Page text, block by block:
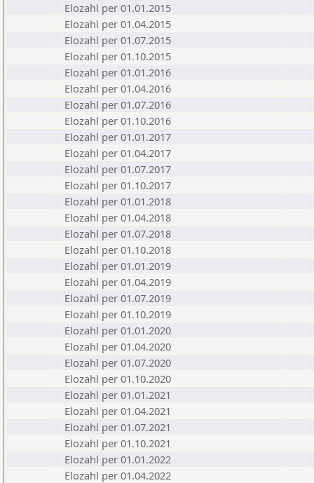
Elozahl per 01.01.2015
Elozahl per 01.04.2015
Elozahl per 01.07.2015
Elozahl per 01.10.2015
Elozahl per 01.01.2016
Elozahl per 01.04.2016
Elozahl per 01.07.2016
Elozahl per 01.10.2016
Elozahl per 01.01.2017
Elozahl per 01.04.2017
Elozahl per 01.07.2017
Elozahl per 01.10.2017
Elozahl per 01.01.2018
Elozahl per 01.04.2018
Elozahl per 01.07.2018
Elozahl per 01.10.2018
Elozahl per 01.01.2019
Elozahl per 01.04.2019
Elozahl per 01.07.2019
Elozahl per 01.10.2019
Elozahl per 01.01.2020
Elozahl per 01.04.2020
Elozahl per 01.07.2020
Elozahl per 01.10.2020
Elozahl per 01.01.2021
Elozahl per 01.04.2021
Elozahl per 01.07.2021
Elozahl per 01.10.2021
Elozahl per 01.01.2022
Elozahl per 01.04.2022